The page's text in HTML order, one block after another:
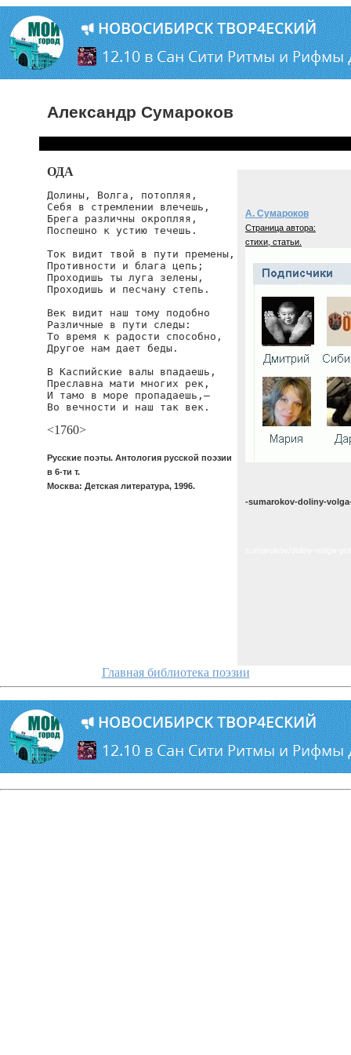
Александр Сумароков
ОДА
Долины, Волга, потопляя,
Себя в стремлении влечешь,
Брега различны окропляя,
Поспешно к устию течешь.
Ток видит твой в пути премены,
Противности и блага цепь;
Проходишь ты луга зелены,
Проходишь и песчану степь.
Век видит наш тому подобно
Различные в пути следы:
То время к радости способно,
Другое нам дает беды.
В Каспийские валы впадаешь,
Преславна мати многих рек,
И тамо в море пропадаешь,—
Во вечности и наш так век.
<1760>
Русские поэты. Антология русской поэзии
в 6-ти т.
Москва: Детская литература, 1996.
А. Сумароков
Страница автора:
стихи, статьи.
-sumarokov-doliny-
Главная библиотека поэзии